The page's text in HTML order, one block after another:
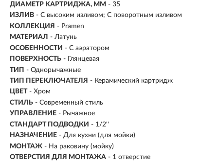
ДИАМЕТР КАРТРИДЖА, ММ - 35
ИЗЛИВ - С высоким изливом; С поворотным изливом
КОЛЛЕКЦИЯ - Pramen
МАТЕРИАЛ - Латунь
ОСОБЕННОСТИ - С аэратором
ПОВЕРХНОСТЬ - Глянцевая
ТИП - Однорычажные
ТИП ПЕРЕКЛЮЧАТЕЛЯ - Керамический картридж
ЦВЕТ - Хром
СТИЛЬ - Современный стиль
УПРАВЛЕНИЕ - Рычажное
СТАНДАРТ ПОДВОДКИ - 1/2''
НАЗНАЧЕНИЕ - Для кухни (для мойки)
МОНТАЖ - На раковину (мойку)
ОТВЕРСТИЯ ДЛЯ МОНТАЖА - 1 отверстие